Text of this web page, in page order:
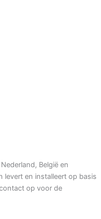
België en
levert en installeert op basis
op voor de